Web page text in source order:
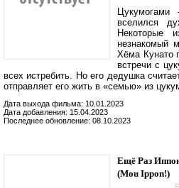
вселился
Некоторые
незнакомый
Хёма Кунато
встречи с
всех истребить. Но его дедушка
отправляет его жить в «семью» из
Дата выхода фильма: 10.01.2023
Дата добавления: 15.04.2023
Последнее обновление: 08.10.2023
Ещё Раз
(Mou Ippon!)